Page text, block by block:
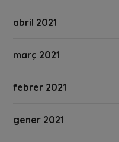
abril 2021
març 2021
febrer 2021
gener 2021